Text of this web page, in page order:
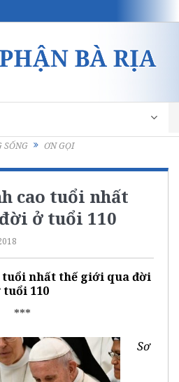
SỐNG ƠN GỌI
cao tuổi nhất
ở tuổi 110
nhất thế giới qua đời
tuổi 110
***
Sơ